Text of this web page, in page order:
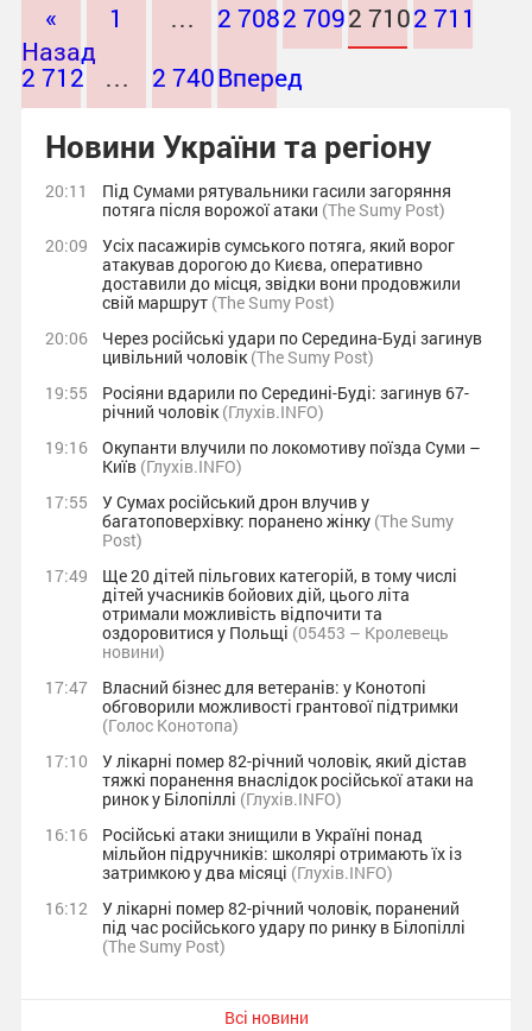
«
Назад
1 … 2 7082 7092 7102 711
2 712
… 2 740Вперед
»
Новини України та регіону
20:11
Під Сумами рятувальники гасили загоряння
потяга після ворожої атаки (The Sumy Post)
20:09
Усіх пасажирів сумського потяга, який ворог
атакував дорогою до Києва, оперативно
доставили до місця, звідки вони продовжили
свій маршрут (The Sumy Post)
20:06
Через російські удари по Середина-Буді загинув
цивільний чоловік(The Sumy Post)
19:55
Росіяни вдарили по Середині-Буді: загинув 67-
річний чоловік(Глухів.INFO)
19:16
Окупанти влучили по локомотиву поїзда Суми –
Київ (Глухів.INFO)
17:55
У Сумах російський дрон влучив у
багатоповерхівку: поранено жінку (The Sumy
Post)
17:49
Ще 20 дітей пільгових категорій, в тому числі
дітей учасників бойових дій, цього літа
отримали можливість відпочити та
оздоровитися у Польщі (05453 – Кролевець
новини)
17:47
Власний бізнес для ветеранів: у Конотопі
обговорили можливості грантової підтримки
(Голос Конотопа)
17:10
У лікарні помер 82-річний чоловік, який дістав
тяжкі поранення внаслідок російської атаки на
ринок у Білопіллі (Глухів.INFO)
16:16
Російські атаки знищили в Україні понад
мільйон підручників: школярі отримають їх із
затримкою у два місяці (Глухів.INFO)
16:12
У лікарні помер 82-річний чоловік, поранений
під час російського удару по ринку в Білопіллі
(The Sumy Post)
Всі новини